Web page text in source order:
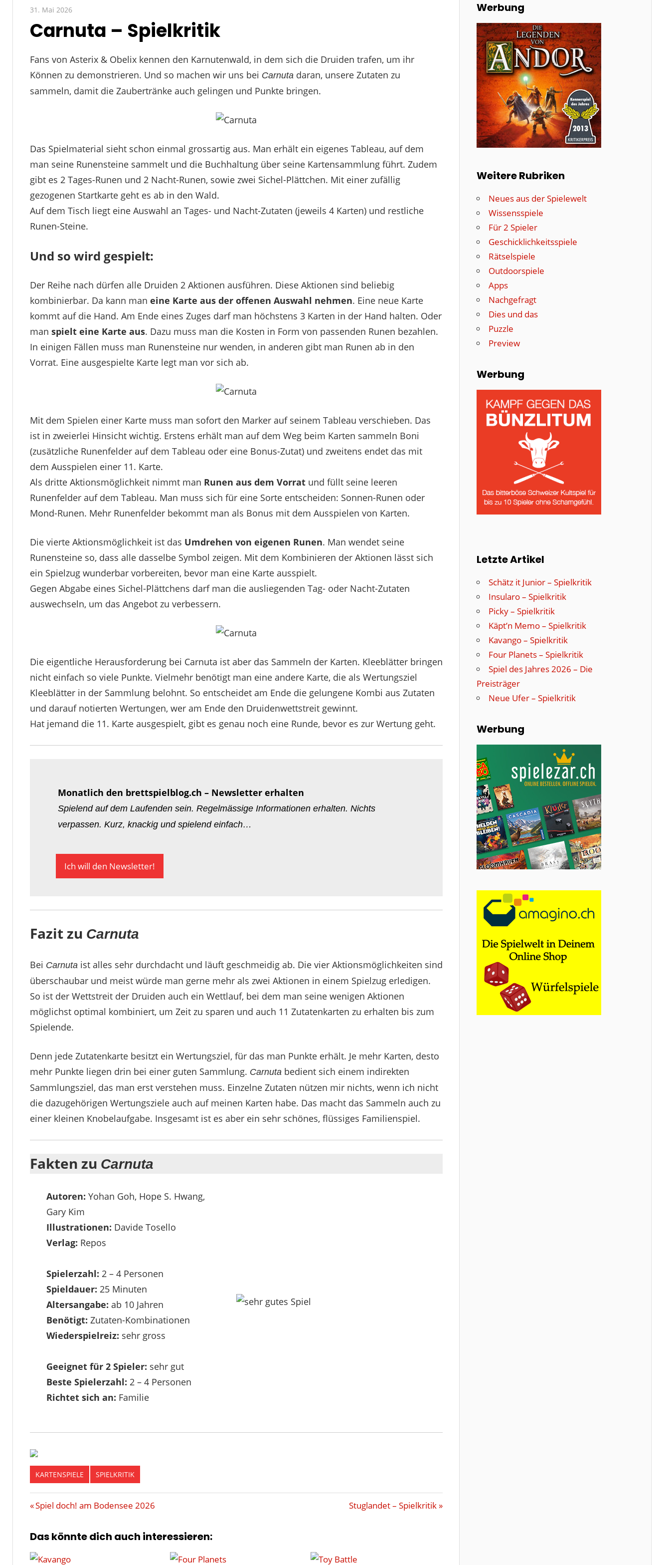
31. Mai 2026Paddy
Carnuta – Spielkritik
Fans von Asterix & Obelix kennen den Karnutenwald, in dem sich die Druiden trafen, um ihr
Können zu demonstrieren. Und so machen wir uns bei Carnuta daran, unsere Zutaten zu
sammeln, damit die Zaubertränke auch gelingen und Punkte bringen.
Das Spielmaterial sieht schon einmal grossartig aus. Man erhält ein eigenes Tableau, auf dem
man seine Runensteine sammelt und die Buchhaltung über seine Kartensammlung führt. Zudem
gibt es 2 Tages-Runen und 2 Nacht-Runen, sowie zwei Sichel-Plättchen. Mit einer zufällig
gezogenen Startkarte geht es ab in den Wald.
Auf dem Tisch liegt eine Auswahl an Tages- und Nacht-Zutaten (jeweils 4 Karten) und restliche
Runen-Steine.
Und so wird gespielt:
Der Reihe nach dürfen alle Druiden 2 Aktionen ausführen. Diese Aktionen sind beliebig
kombinierbar. Da kann man eine Karte aus der offenen Auswahl nehmen. Eine neue Karte
kommt auf die Hand. Am Ende eines Zuges darf man höchstens 3 Karten in der Hand halten. Oder
man spielt eine Karte aus. Dazu muss man die Kosten in Form von passenden Runen bezahlen.
In einigen Fällen muss man Runensteine nur wenden, in anderen gibt man Runen ab in den
Vorrat. Eine ausgespielte Karte legt man vor sich ab.
Mit dem Spielen einer Karte muss man sofort den Marker auf seinem Tableau verschieben. Das
ist in zweierlei Hinsicht wichtig. Erstens erhält man auf dem Weg beim Karten sammeln Boni
(zusätzliche Runenfelder auf dem Tableau oder eine Bonus-Zutat) und zweitens endet das mit
dem Ausspielen einer 11. Karte.
Als dritte Aktionsmöglichkeit nimmt man Runen aus dem Vorratund füllt seine leeren
Runenfelder auf dem Tableau. Man muss sich für eine Sorte entscheiden: Sonnen-Runen oder
Mond-Runen. Mehr Runenfelder bekommt man als Bonus mit dem Ausspielen von Karten.
Die vierte Aktionsmöglichkeit ist das Umdrehen von eigenen Runen. Man wendet seine
Runensteine so, dass alle dasselbe Symbol zeigen. Mit dem Kombinieren der Aktionen lässt sich
ein Spielzug wunderbar vorbereiten, bevor man eine Karte ausspielt.
Gegen Abgabe eines Sichel-Plättchens darf man die ausliegenden Tag- oder Nacht-Zutaten
auswechseln, um das Angebot zu verbessern.
Die eigentliche Herausforderung bei Carnuta ist aber das Sammeln der Karten. Kleeblätter bringen
nicht einfach so viele Punkte. Vielmehr benötigt man eine andere Karte, die als Wertungsziel
Kleeblätter in der Sammlung belohnt. So entscheidet am Ende die gelungene Kombi aus Zutaten
und darauf notierten Wertungen, wer am Ende den Druidenwettstreit gewinnt.
Hat jemand die 11. Karte ausgespielt, gibt es genau noch eine Runde, bevor es zur Wertung geht.
Monatlich den brettspielblog.ch – Newsletter erhalten
Spielend auf dem Laufenden sein. Regelmässige Informationen erhalten. Nichts
verpassen. Kurz, knackig und spielend einfach…
Ich will den Newsletter!
Fazit zu Carnuta
Bei Carnuta ist alles sehr durchdacht und läuft geschmeidig ab. Die vier Aktionsmöglichkeiten sind
überschaubar und meist würde man gerne mehr als zwei Aktionen in einem Spielzug erledigen.
So ist der Wettstreit der Druiden auch ein Wettlauf, bei dem man seine wenigen Aktionen
möglichst optimal kombiniert, um Zeit zu sparen und auch 11 Zutatenkarten zu erhalten bis zum
Spielende.
Denn jede Zutatenkarte besitzt ein Wertungsziel, für das man Punkte erhält. Je mehr Karten, desto
mehr Punkte liegen drin bei einer guten Sammlung. Carnuta bedient sich einem indirekten
Sammlungsziel, das man erst verstehen muss. Einzelne Zutaten nützen mir nichts, wenn ich nicht
die dazugehörigen Wertungsziele auch auf meinen Karten habe. Das macht das Sammeln auch zu
einer kleinen Knobelaufgabe. Insgesamt ist es aber ein sehr schönes, flüssiges Familienspiel.
Fakten zu Carnuta
Autoren: Yohan Goh, Hope S. Hwang,
Gary Kim
Illustrationen: Davide Tosello
Verlag: Repos
Spielerzahl: 2 – 4 Personen
Spieldauer: 25 Minuten
Altersangabe: ab 10 Jahren
Benötigt: Zutaten-Kombinationen
Wiederspielreiz: sehr gross
Geeignet für 2 Spieler: sehr gut
Beste Spielerzahl: 2 – 4 Personen
Richtet sich an: Familie
KARTENSPIELE SPIELKRITIK
RUNENSTEINE
Beitragsnavigation
Vorheriger
Spiel doch! am Bodensee 2026
Nächster
Stuglandet – Spielkritik
Das könnte dich auch interessieren:
Werbung
Weitere Rubriken
Neues aus der Spielewelt
Wissensspiele
Für 2 Spieler
Geschicklichkeitsspiele
Rätselspiele
Outdoorspiele
Apps
Nachgefragt
Dies und das
Puzzle
Preview
Werbung
Letzte Artikel
Schätz it Junior – Spielkritik
Insularo – Spielkritik
Picky – Spielkritik
Käpt’n Memo – Spielkritik
Kavango – Spielkritik
Four Planets – Spielkritik
Spiel des Jahres 2026 – Die
Preisträger
Neue Ufer – Spielkritik
Werbung